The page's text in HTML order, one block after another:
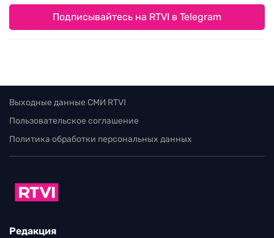
Подписывайтесь на RTVI в Telegram
Выходные данные СМИ RTVI
Пользовательское соглашение
Политика обработки персональных данных
Редакция